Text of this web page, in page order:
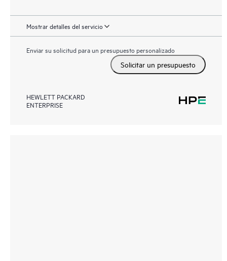
Mostrar detalles del servicio
Enviar su solicitud para un presupuesto personalizado
Solicitar un presupuesto
HEWLETT PACKARD
ENTERPRISE